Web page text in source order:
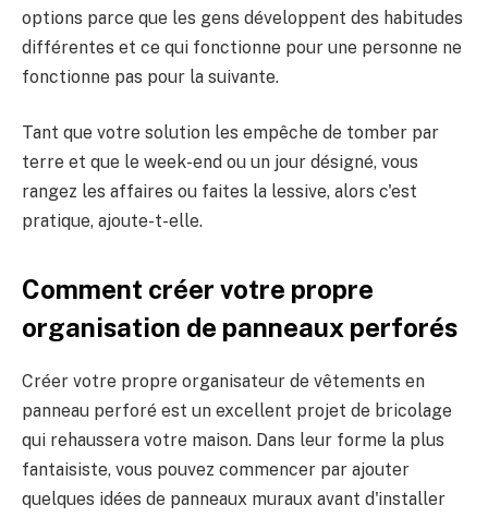
options parce que les gens développent des habitudes
différentes et ce qui fonctionne pour une personne ne
fonctionne pas pour la suivante.
Tant que votre solution les empêche de tomber par
terre et que le week-end ou un jour désigné, vous
rangez les affaires ou faites la lessive, alors c'est
pratique, ajoute-t-elle.
Comment créer votre propre
organisation de panneaux perforés
Créer votre propre organisateur de vêtements en
panneau perforé est un excellent projet de bricolage
qui rehaussera votre maison. Dans leur forme la plus
fantaisiste, vous pouvez commencer par ajouter
quelques idées de panneaux muraux avant d'installer